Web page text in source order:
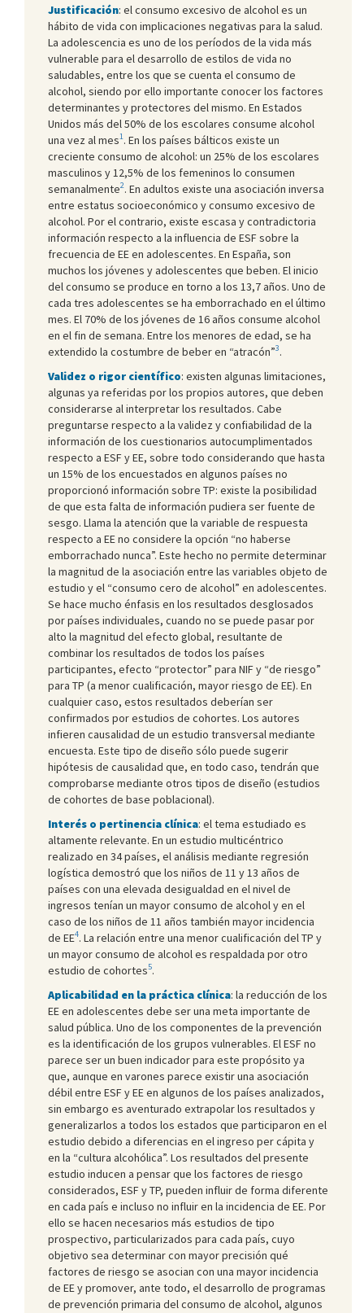
Justificación: el consumo excesivo de alcohol es un
hábito de vida con implicaciones negativas para la salud.
La adolescencia es uno de los períodos de la vida más
vulnerable para el desarrollo de estilos de vida no
saludables, entre los que se cuenta el consumo de
alcohol, siendo por ello importante conocer los factores
determinantes y protectores del mismo. En Estados
Unidos más del 50% de los escolares consume alcohol
una vez al mes1. En los países bálticos existe un
creciente consumo de alcohol: un 25% de los escolares
masculinos y 12,5% de los femeninos lo consumen
semanalmente2. En adultos existe una asociación inversa
entre estatus socioeconómico y consumo excesivo de
alcohol. Por el contrario, existe escasa y contradictoria
información respecto a la influencia de ESF sobre la
frecuencia de EE en adolescentes. En España, son
muchos los jóvenes y adolescentes que beben. El inicio
del consumo se produce en torno a los 13,7 años. Uno de
cada tres adolescentes se ha emborrachado en el último
mes. El 70% de los jóvenes de 16 años consume alcohol
en el fin de semana. Entre los menores de edad, se ha
extendido la costumbre de beber en “atracón”3.
Validez o rigor científico: existen algunas limitaciones,
algunas ya referidas por los propios autores, que deben
considerarse al interpretar los resultados. Cabe
preguntarse respecto a la validez y confiabilidad de la
información de los cuestionarios autocumplimentados
respecto a ESF y EE, sobre todo considerando que hasta
un 15% de los encuestados en algunos países no
proporcionó información sobre TP: existe la posibilidad
de que esta falta de información pudiera ser fuente de
sesgo. Llama la atención que la variable de respuesta
respecto a EE no considere la opción “no haberse
emborrachado nunca”. Este hecho no permite determinar
la magnitud de la asociación entre las variables objeto de
estudio y el “consumo cero de alcohol” en adolescentes.
Se hace mucho énfasis en los resultados desglosados
por países individuales, cuando no se puede pasar por
alto la magnitud del efecto global, resultante de
combinar los resultados de todos los países
participantes, efecto “protector” para NIF y “de riesgo”
para TP (a menor cualificación, mayor riesgo de EE). En
cualquier caso, estos resultados deberían ser
confirmados por estudios de cohortes. Los autores
infieren causalidad de un estudio transversal mediante
encuesta. Este tipo de diseño sólo puede sugerir
hipótesis de causalidad que, en todo caso, tendrán que
comprobarse mediante otros tipos de diseño (estudios
de cohortes de base poblacional).
Interés o pertinencia clínica: el tema estudiado es
altamente relevante. En un estudio multicéntrico
realizado en 34 países, el análisis mediante regresión
logística demostró que los niños de 11 y 13 años de
países con una elevada desigualdad en el nivel de
ingresos tenían un mayor consumo de alcohol y en el
caso de los niños de 11 años también mayor incidencia
de EE4. La relación entre una menor cualificación del TP y
un mayor consumo de alcohol es respaldada por otro
estudio de cohortes5.
Aplicabilidad en la práctica clínica: la reducción de los
EE en adolescentes debe ser una meta importante de
salud pública. Uno de los componentes de la prevención
es la identificación de los grupos vulnerables. El ESF no
parece ser un buen indicador para este propósito ya
que, aunque en varones parece existir una asociación
débil entre ESF y EE en algunos de los países analizados,
sin embargo es aventurado extrapolar los resultados y
generalizarlos a todos los estados que participaron en el
estudio debido a diferencias en el ingreso per cápita y
en la “cultura alcohólica”. Los resultados del presente
estudio inducen a pensar que los factores de riesgo
considerados, ESF y TP, pueden influir de forma diferente
en cada país e incluso no influir en la incidencia de EE. Por
ello se hacen necesarios más estudios de tipo
prospectivo, particularizados para cada país, cuyo
objetivo sea determinar con mayor precisión qué
factores de riesgo se asocian con una mayor incidencia
de EE y promover, ante todo, el desarrollo de programas
de prevención primaria del consumo de alcohol, algunos